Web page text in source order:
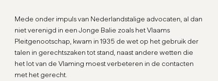
Mede onder impuls van Nederlandstalige advocaten, al dan
niet verenigd in een Jonge Balie zoals het Vlaams
Pleitgenootschap, kwam in 1935 de wet op het gebruik der
talen in gerechtszaken tot stand, naast andere wetten die
het lot van de Vlaming moest verbeteren in de contacten
met het gerecht.